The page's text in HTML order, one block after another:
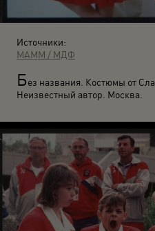
Источники:
МАММ / МДФ
Без названия. Костюмы от
Неизвестный автор. Москва.